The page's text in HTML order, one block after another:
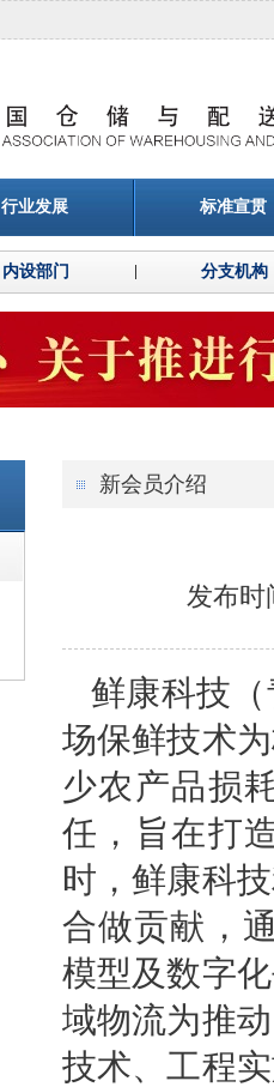
行业发展 标准宣贯
内设部门 分支机构
新会员介绍
发布
鲜康科技
场保鲜技术
少农产品损
任，旨在打
时，鲜康科
合做贡献，
模型及数字
域物流为推
技术、工程